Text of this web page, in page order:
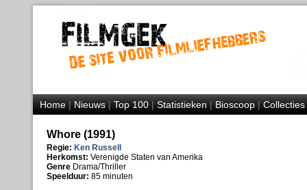
Home|Nieuws|Top 100|Statistieken|Bioscoop|Collecties
Whore (1991)
Regie: Ken Russell
Herkomst: Verenigde Staten van Amerika
Genre Drama/Thriller
Speelduur: 85 minuten